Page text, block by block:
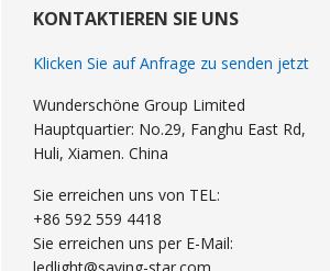
Sidebar
KONTAKTIEREN SIE UNS
Klicken Sie auf Anfrage zu senden jetzt
Wunderschöne Group Limited
Hauptquartier: No.29, Fanghu East Rd,
Huli, Xiamen. China
Sie erreichen uns von TEL:
+86 592 559 4418
Sie erreichen uns per E-Mail:
ledlight@saving-star.com